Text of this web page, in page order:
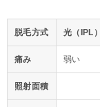
脱毛方式 光（IPL
痛み 弱い
照射面積